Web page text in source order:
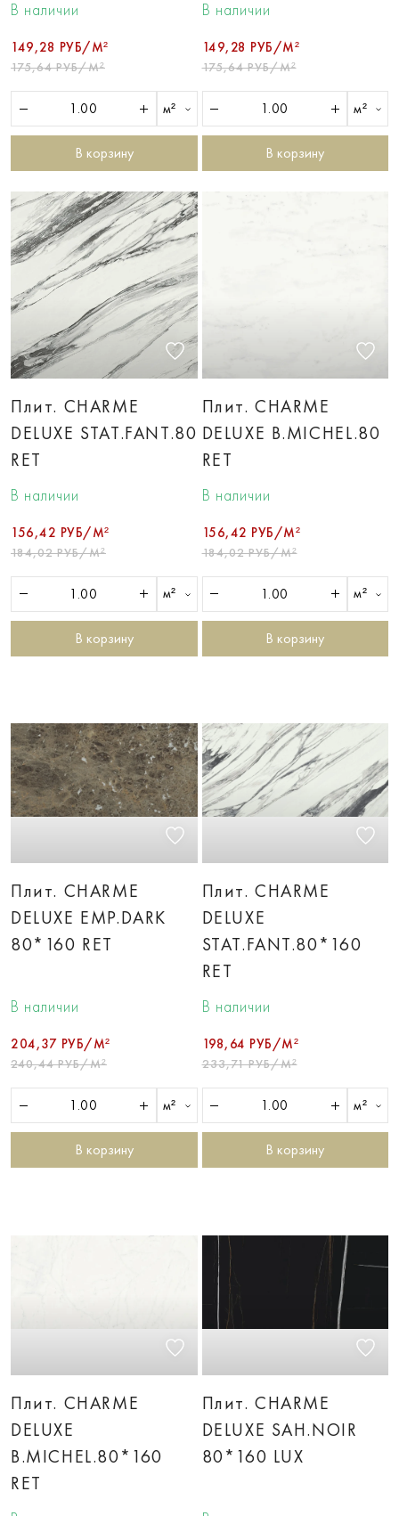
В наличии
149,28 РУБ/М²
175,64 РУБ/М²
м²
В корзину
В наличии
149,28 РУБ/М²
175,64 РУБ/М²
м²
В корзину
Плит. CHARME
DELUXE STAT.FANT.80
RET
В наличии
156,42 РУБ/М²
184,02 РУБ/М²
м²
В корзину
Плит. CHARME
DELUXE B.MICHEL.80
RET
В наличии
156,42 РУБ/М²
184,02 РУБ/М²
м²
В корзину
Плит. CHARME
DELUXE EMP.DARK
80*160 RET
В наличии
204,37 РУБ/М²
240,44 РУБ/М²
м²
В корзину
Плит. CHARME
DELUXE
STAT.FANT.80*160
RET
В наличии
198,64 РУБ/М²
233,71 РУБ/М²
м²
В корзину
Плит. CHARME
DELUXE
B.MICHEL.80*160
RET
Плит. CHARME
DELUXE SAH.NOIR
80*160 LUX